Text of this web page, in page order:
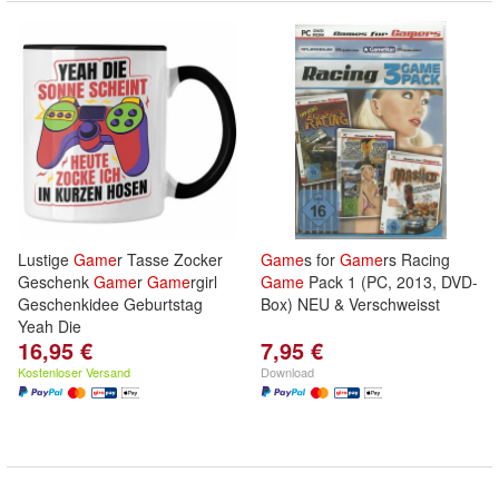
Lustige Gamer Tasse Zocker
Geschenk Gamer Gamergirl
Geschenkidee Geburtstag
Yeah Die
16,95 €
Kostenloser Versand
Games for Gamers Racing
Game Pack 1 (PC, 2013, DVD-
Box) NEU & Verschweisst
7,95 €
Download